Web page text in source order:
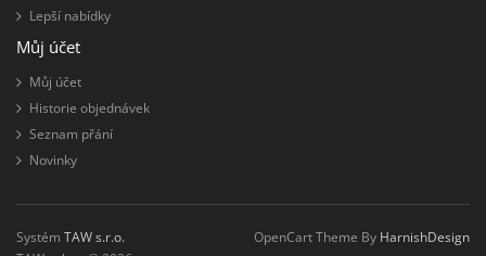
Lepší nabídky
Můj účet
Můj účet
Historie objednávek
Seznam přání
Novinky
Systém TAW s.r.o.
OpenCart Theme By HarnishDesign